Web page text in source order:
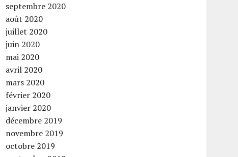
septembre 2020
août 2020
juillet 2020
juin 2020
mai 2020
avril 2020
mars 2020
février 2020
janvier 2020
décembre 2019
novembre 2019
octobre 2019